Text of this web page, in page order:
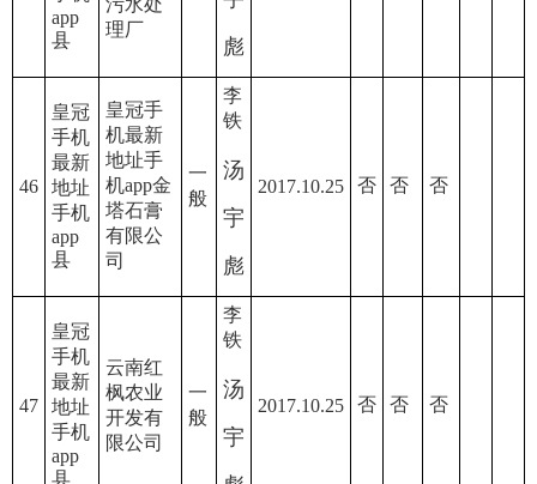
app
县
污水处
理厂
彪
46
皇冠
手机
最新
地址
手机
app
县
皇冠手
机最新
地址手
机app金
塔石膏
有限公
司
一
般
李
铁
汤
宇
彪
2017.10.25 否 否 否
47
皇冠
手机
最新
地址
手机
app
县
云南红
枫农业
开发有
限公司
一
般
李
铁
汤
宇
2017.10.25 否 否 否